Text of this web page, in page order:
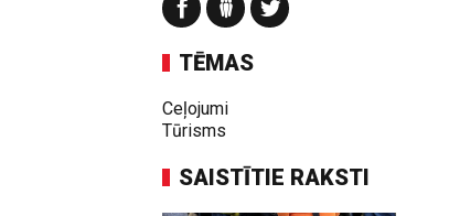
TĒMAS
Ceļojumi
Tūrisms
SAISTĪTIE RAKSTI